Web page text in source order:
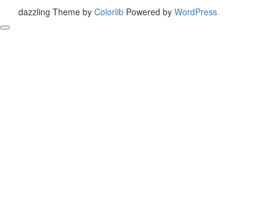
dazzling Theme by Colorlib Powered by WordPress